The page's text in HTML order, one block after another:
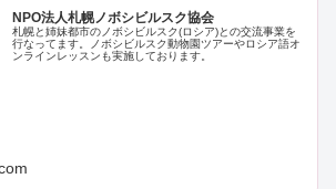
NPO法人札幌ノボシビルスク協会
札幌と姉妹都市のノボシビルスク(ロシア)との交流事業を
行なってます。ノボシビルスク動物園ツアーやロシア語オ
ンラインレッスンも実施しております。